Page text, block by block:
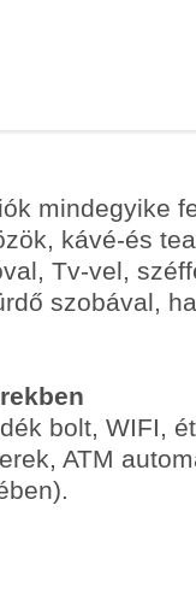
mindegyike
kávé-és
Tv-vel,
szobával,
bolt, WIFI,
ATM